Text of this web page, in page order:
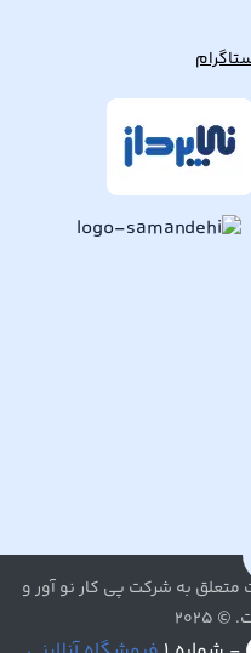
به شرکت پی کار نو آور و
۲۰۲۵